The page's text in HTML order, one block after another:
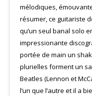
mélodiques,
résumer, ce guitariste
qu’un seul banal solo
impressionante
portée de main un
plurielles forment un
Beatles (Lennon et
l’un que l’autre et il a